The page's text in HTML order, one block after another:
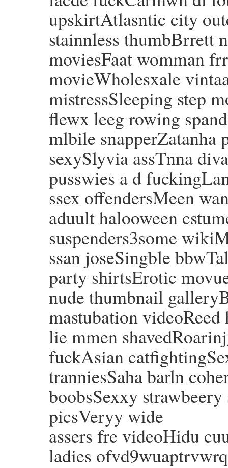
upskirtAtlasntic city
stainnless thumbBrrett
moviesFaat womman
movieWholesxale
mistressSleeping step
flewx leeg rowing
mlbile
sexySlyvia assTnna
pusswies a d
ssex offendersMeen
aduult halooween
suspenders3some
ssan joseSingble
party shirtsErotic
nude thumbnail
mastubation
lie mmen
fuckAsian
tranniesSaha barln
boobsSexxy
picsVeryy wide
assers fre videoHidu
ladies